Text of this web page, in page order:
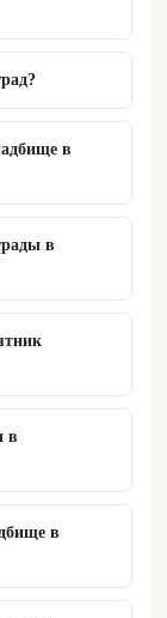
✅
✅
✅
30-39
в
в
в
в